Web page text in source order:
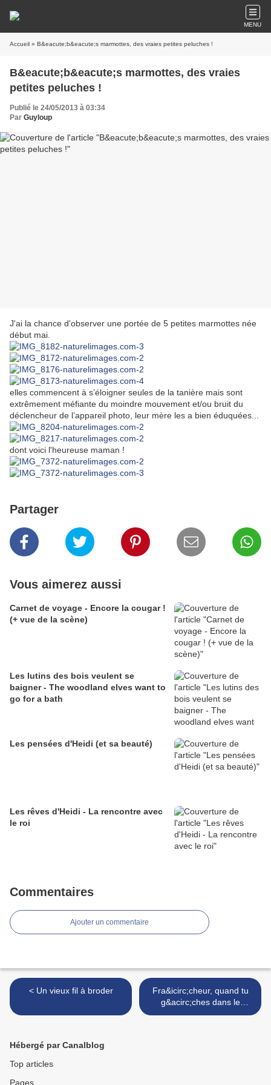
MENU
Accueil » B&eacute;b&eacute;s marmottes, des vraies petites peluches !
B&eacute;b&eacute;s marmottes, des vraies
petites peluches !
Publié le 24/05/2013 à 03:34
Par Guyloup
J'ai la chance d'observer une portée de 5 petites marmottes née
début mai.
elles commencent à s’éloigner seules de la tanière mais sont
extrêmement méfiante du moindre mouvement et/ou bruit du
déclencheur de l’appareil photo, leur mère les a bien éduquées...
dont voici l'heureuse maman !
Partager
Vous aimerez aussi
Carnet de voyage - Encore la cougar !
(+ vue de la scène)
Les lutins des bois veulent se
baigner - The woodland elves want to
go for a bath
Les pensées d'Heidi (et sa beauté)
Les rêves d'Heidi - La rencontre avec
le roi
Commentaires
Ajouter un commentaire
< Un vieux fil à broder
Fra&icirc;cheur, quand tu
g&acirc;ches dans le
printemps >
Hébergé par Canalblog
Top articles
Pages